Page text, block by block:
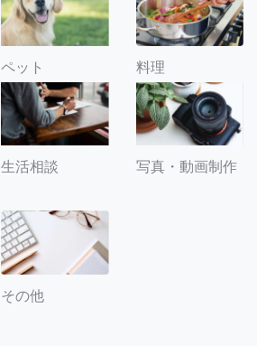
ペット 料理
生活相談 写真・動画制作
その他